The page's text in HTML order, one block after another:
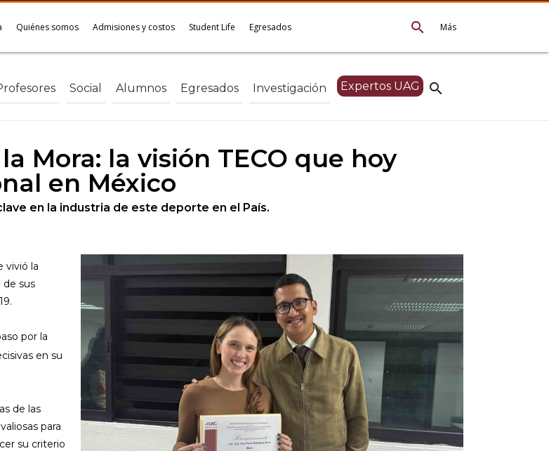
Más
search
Quiénes somos Admisiones y costos Student Life Egresados
search
Social Alumnos Egresados Investigación Expertos UAG
Mora: la visión TECO que hoy
en México
en la industria de este deporte en el País.
vivió la
sus
por la
en su
de las
para
su criterio